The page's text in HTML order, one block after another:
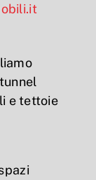
e tettoie